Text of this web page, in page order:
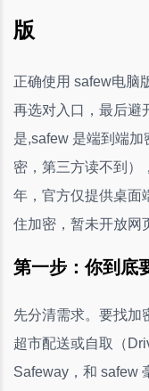
版
正确使用 safew电脑
再选对入口，最后避
是,safew 是端到端
密，第三方读不到）
年，官方仅提供桌面
住加密，暂未开放网
第一步：你到底
先分清需求。要找加
超市配送或自取（
Safeway，和 safew